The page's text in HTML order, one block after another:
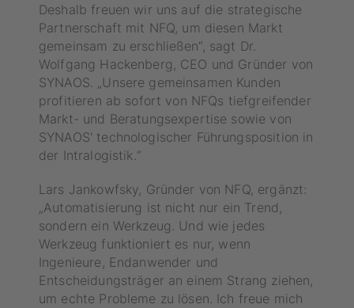
Deshalb freuen wir uns auf die strategische
Partnerschaft mit NFQ, um diesen Markt
gemeinsam zu erschließen“, sagt Dr.
Wolfgang Hackenberg, CEO und Gründer von
SYNAOS.​ „Unsere gemeinsamen Kunden
profitieren ab sofort von NFQs tiefgreifender
Markt- und Beratungsexpertise sowie von
SYNAOS' technologischer Führungsposition in
der Intralogistik.“
Lars Jankowfsky, Gründer von NFQ, ergänzt:
„Automatisierung ist nicht nur ein Trend,
sondern ein Werkzeug. Und wie jedes
Werkzeug funktioniert es nur, wenn
Ingenieure, Endanwender und
Entscheidungsträger an einem Strang ziehen,
um echte Probleme zu lösen. Ich freue mich